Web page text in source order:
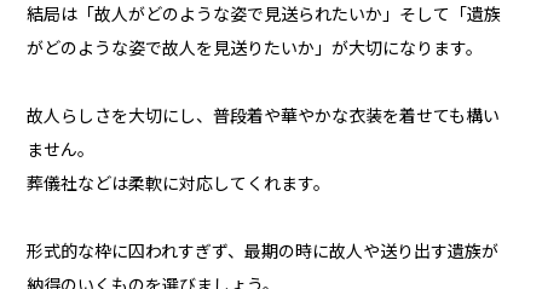
結局は「故人がどのような姿で見送られたいか」そして「遺族
がどのような姿で故人を見送りたいか」が大切になります。
故人らしさを大切にし、普段着や華やかな衣装を着せても構い
ません。
葬儀社などは柔軟に対応してくれます。
形式的な枠に囚われすぎず、最期の時に故人や送り出す遺族が